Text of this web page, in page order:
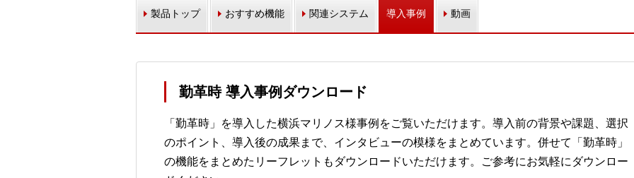
製品トップ おすすめ機能 関連システム 導入事例 動画
勤革時 導入事例ダウンロード
「勤革時」を導入した横浜マリノス様事例をご覧いただけます。導入前の背景や課題、選択
のポイント、導入後の成果まで、インタビューの模様をまとめています。併せて「勤革時」
の機能をまとめたリーフレットもダウンロードいただけます。ご参考にお気軽にダウンロー